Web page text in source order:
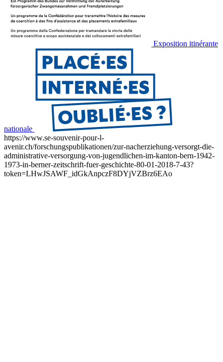
Exposition itinérante
nationale
https://www.se-souvenir-pour-l-
avenir.ch/forschungspublikationen/zur-nacherziehung-versorgt-die-
administrative-versorgung-von-jugendlichen-im-kanton-bern-1942-
1973-in-berner-zeitschrift-fuer-geschichte-80-01-2018-7-43?
token=LHwJSAWF_idGkAnpczF8DYjVZBrz6EAo